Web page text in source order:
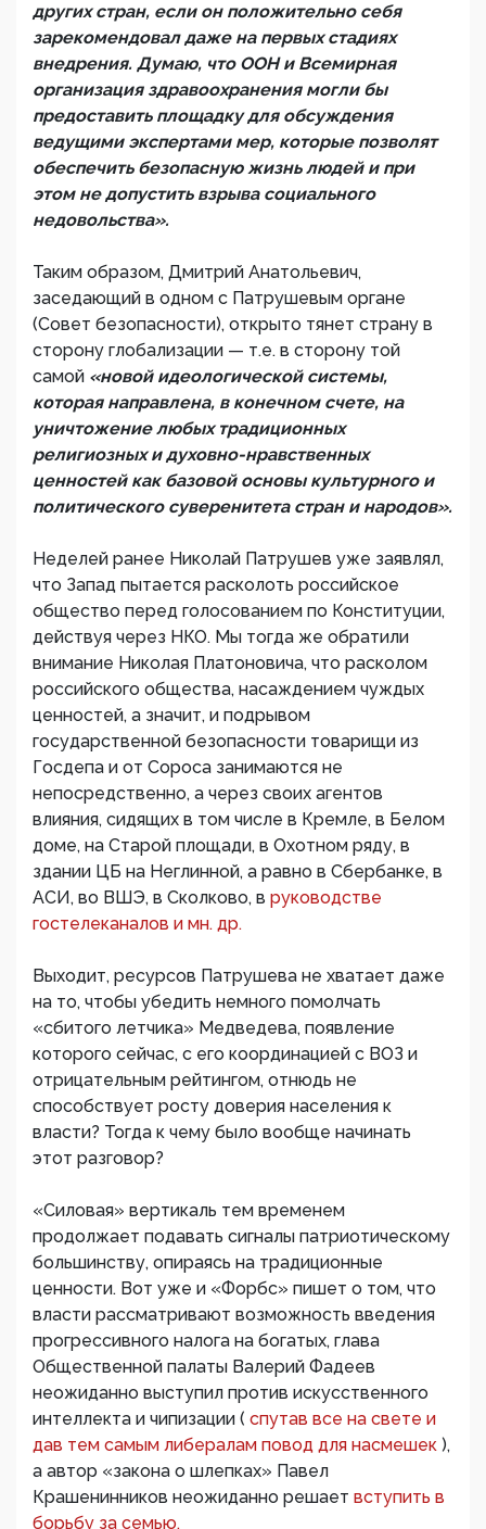
других стран, если он положительно себя
зарекомендовал даже на первых стадиях
внедрения. Думаю, что ООН и Всемирная
организация здравоохранения могли бы
предоставить площадку для обсуждения
ведущими экспертами мер, которые позволят
обеспечить безопасную жизнь людей и при
этом не допустить взрыва социального
недовольства».
Таким образом, Дмитрий Анатольевич,
заседающий в одном с Патрушевым органе
(Совет безопасности), открыто тянет страну в
сторону глобализации — т.е. в сторону той
самой «новой идеологической системы,
которая направлена, в конечном счете, на
уничтожение любых традиционных
религиозных и духовно-нравственных
ценностей как базовой основы культурного и
политического суверенитета стран и народов».
Неделей ранее Николай Патрушев уже заявлял,
что Запад пытается расколоть российское
общество перед голосованием по Конституции,
действуя через НКО. Мы тогда же обратили
внимание Николая Платоновича, что расколом
российского общества, насаждением чуждых
ценностей, а значит, и подрывом
государственной безопасности товарищи из
Госдепа и от Сороса занимаются не
непосредственно, а через своих агентов
влияния, сидящих в том числе в Кремле, в Белом
доме, на Старой площади, в Охотном ряду, в
здании ЦБ на Неглинной, а равно в Сбербанке, в
АСИ, во ВШЭ, в Сколково, в руководстве
гостелеканалов и мн. др.
Выходит, ресурсов Патрушева не хватает даже
на то, чтобы убедить немного помолчать
«сбитого летчика» Медведева, появление
которого сейчас, с его координацией с ВОЗ и
отрицательным рейтингом, отнюдь не
способствует росту доверия населения к
власти? Тогда к чему было вообще начинать
этот разговор?
«Силовая» вертикаль тем временем
продолжает подавать сигналы патриотическому
большинству, опираясь на традиционные
ценности. Вот уже и «Форбс» пишет о том, что
власти рассматривают возможность введения
прогрессивного налога на богатых, глава
Общественной палаты Валерий Фадеев
неожиданно выступил против искусственного
интеллекта и чипизации ( спутав все на свете и
дав тем самым либералам повод для насмешек ),
а автор «закона о шлепках» Павел
Крашенинников неожиданно решает вступить в
борьбу за семью.